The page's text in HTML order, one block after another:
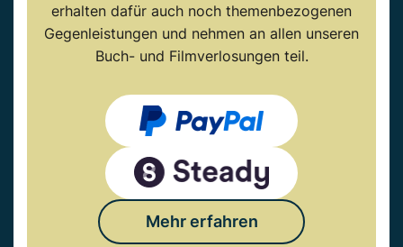
erhalten dafür auch noch themenbezogenen
Gegenleistungen und nehmen an allen unseren
Buch- und Filmverlosungen teil.
Mehr erfahren